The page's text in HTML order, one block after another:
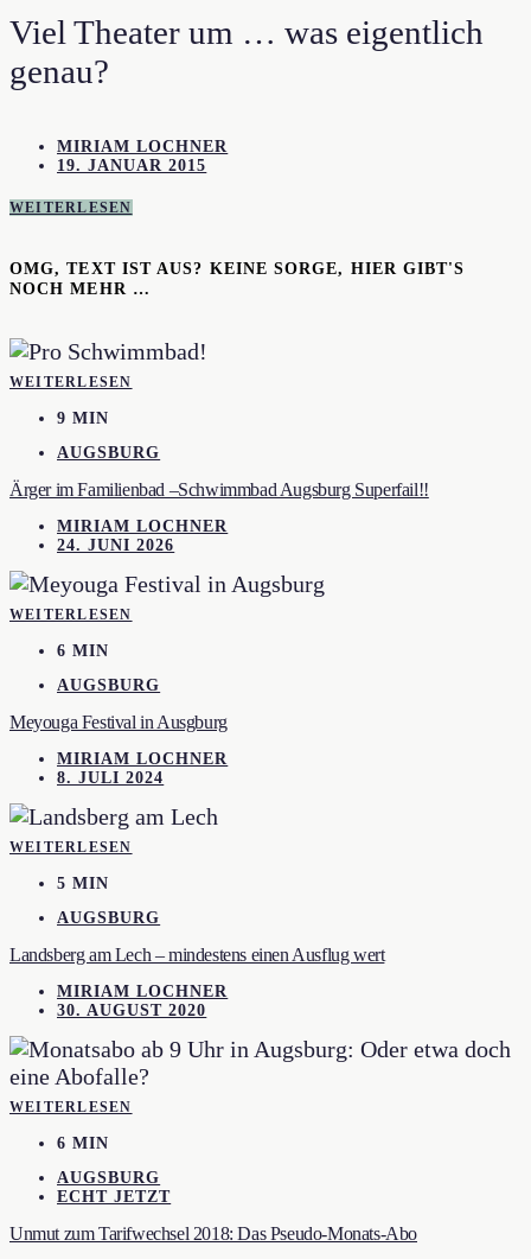
Viel Theater um … was eigentlich
genau?
MIRIAM LOCHNER
19. JANUAR 2015
WEITERLESEN
OMG, TEXT IST AUS? KEINE SORGE, HIER GIBT'S
NOCH MEHR …
WEITERLESEN
9 MIN
AUGSBURG
Ärger im Familienbad –Schwimmbad Augsburg Superfail!!
MIRIAM LOCHNER
24. JUNI 2026
WEITERLESEN
6 MIN
AUGSBURG
Meyouga Festival in Ausgburg
MIRIAM LOCHNER
8. JULI 2024
WEITERLESEN
5 MIN
AUGSBURG
Landsberg am Lech – mindestens einen Ausflug wert
MIRIAM LOCHNER
30. AUGUST 2020
WEITERLESEN
6 MIN
AUGSBURG
ECHT JETZT
Unmut zum Tarifwechsel 2018: Das Pseudo-Monats-Abo